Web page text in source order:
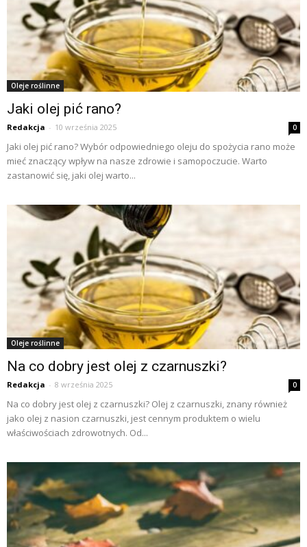
Oleje roślinne
Jaki olej pić rano?
Redakcja - 10 września 2025 0
Jaki olej pić rano? Wybór odpowiedniego oleju do spożycia rano może
mieć znaczący wpływ na nasze zdrowie i samopoczucie. Warto
zastanowić się, jaki olej warto...
Oleje roślinne
Na co dobry jest olej z czarnuszki?
Redakcja - 8 września 2025 0
Na co dobry jest olej z czarnuszki? Olej z czarnuszki, znany również
jako olej z nasion czarnuszki, jest cennym produktem o wielu
właściwościach zdrowotnych. Od...